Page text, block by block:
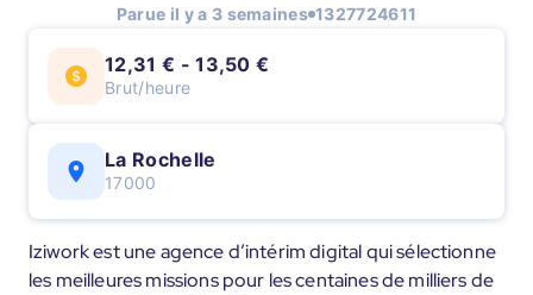
Parue il y a 3 semaines 1327724611
12,31 € - 13,50 €
Brut/heure
La Rochelle
17000
Iziwork est une agence d’intérim digital qui sélectionne
les meilleures missions pour les centaines de milliers de